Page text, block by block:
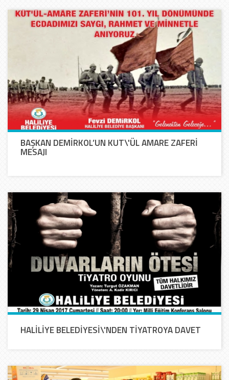
BAŞKAN DEMİRKOL’UN KUT\'ÜL AMARE ZAFERİ
MESAJI
HALİLİYE BELEDİYESİ\'NDEN TİYATROYA DAVET